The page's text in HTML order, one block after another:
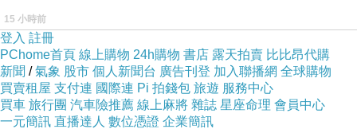
繼續出發到蜷尾家,蜷尾家在日本的第一間店於三軒茶屋,我也去吃過兩
次了
這次7月在池袋和麻布十番接力開店
因為山田涼介上節目時有來,所以趁來六本木前來吃一下
15 小時前
登入 註冊
PChome首頁 線上購物 24h購物 書店 露天拍賣 比比昂代購
新聞 /氣象 股市 個人新聞台 廣告刊登 加入聯播網 全球購物
買賣租屋 支付連 國際連 Pi 拍錢包 旅遊 服務中心
買車 旅行團 汽車險推薦 線上麻將 雜誌 星座命理 會員中心
一元簡訊 直播達人 數位憑證 企業簡訊